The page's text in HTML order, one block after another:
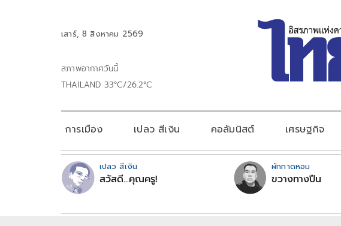
เสาร์, 8 สิงหาคม 2569
สภาพอากาศวันนี้
THAILAND 33°C/26.2°C
การเมือง เปลว สีเงิน คอลัมนิสต์ เศรษฐกิจ
เปลว สีเงิน
สวัสดี...คุณครู!
ผักกาดหอม
ขวางทางปืน